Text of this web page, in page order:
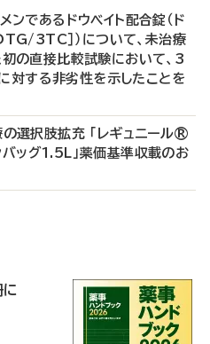
ンであるドウベイト配合錠（ド
3TC］）について、未治療
の直接比較試験において、3
する非劣性を示したことを
選択肢拡充 「レギュニール®
ッグ1.5L」薬価基準収載のお